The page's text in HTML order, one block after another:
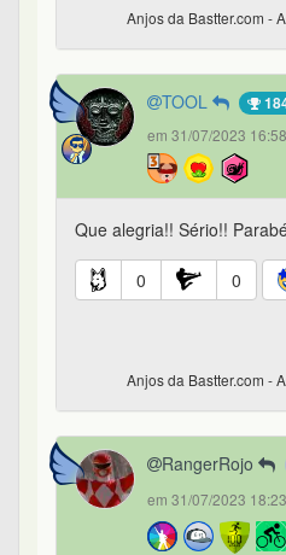
Anjos da Bastter.com -
TOOL
em 31/07/2023 16:58
Que alegria!! Sério!!
0 0
Anjos da Bastter.com -
RangerRojo
em 31/07/2023 18:23